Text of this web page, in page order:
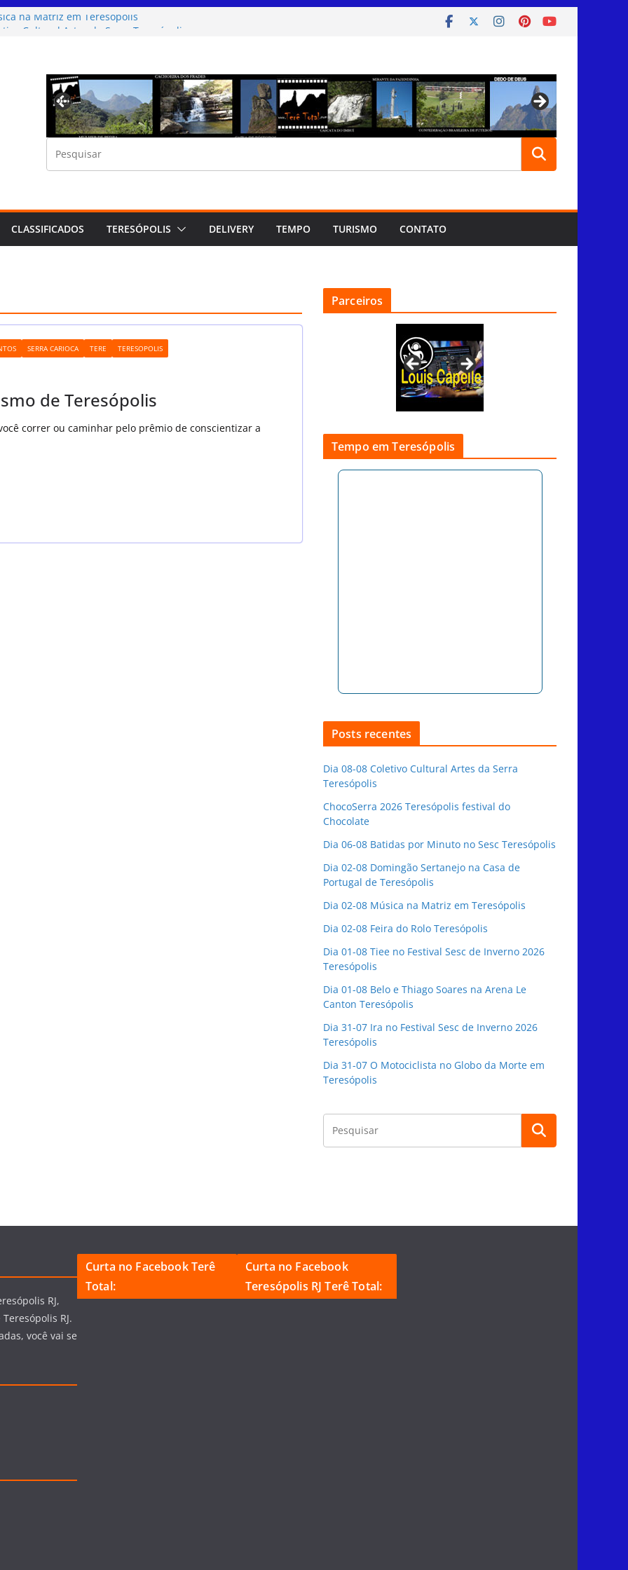
na Matriz em Teresópolis
Sertanejo na Casa de Portugal de
Previous
CLASSIFICADOS TERESÓPOLIS DELIVERY TEMPO TURISMO CONTATO
SERRA CARIOCA TERE TERESOPOLIS
de Teresópolis
correr ou caminhar pelo prêmio de conscientizar a
Parceiros
Tempo em Teresópolis
Posts recentes
Dia 08-08 Coletivo Cultural Artes da Serra
Teresópolis
ChocoSerra 2026 Teresópolis festival do
Chocolate
Dia 06-08 Batidas por Minuto no Sesc Teresópolis
Dia 02-08 Domingão Sertanejo na Casa de
Portugal de Teresópolis
Dia 02-08 Música na Matriz em Teresópolis
Dia 02-08 Feira do Rolo Teresópolis
Dia 01-08 Tiee no Festival Sesc de Inverno 2026
Teresópolis
Dia 01-08 Belo e Thiago Soares na Arena Le
Canton Teresópolis
Dia 31-07 Ira no Festival Sesc de Inverno 2026
Teresópolis
Dia 31-07 O Motociclista no Globo da Morte em
Teresópolis
RJ,
RJ.
você vai se
Curta no Facebook Terê
Total:
Curta no Facebook
Teresópolis RJ Terê Total: